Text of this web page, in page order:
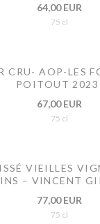
64,00 EUR
75 cl
CRU- AOP-LES
POITOUT 2023
67,00 EUR
75 cl
VIEILLES
– VINCENT
77,00 EUR
75 cl